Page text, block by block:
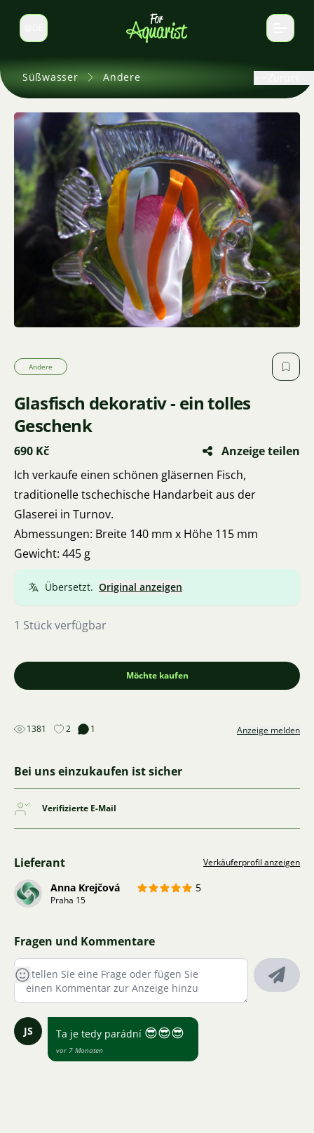
Sprache wechseln
Süßwasser Andere
Andere
Glasfisch dekorativ - ein tolles
Geschenk
690 Kč
Anzeige teilen
Ich verkaufe einen schönen gläsernen Fisch,
traditionelle tschechische Handarbeit aus der
Glaserei in Turnov.
Abmessungen: Breite 140 mm x Höhe 115 mm
Gewicht: 445 g
Übersetzt. Original anzeigen
1 Stück verfügbar
Möchte kaufen
1381 2 1 Anzeige melden
Bei uns einzukaufen ist sicher
Verifizierte E-Mail
Lieferant Verkäuferprofil anzeigen
Anna Krejčová 5
Praha 15
Fragen und Kommentare
JS Ta je tedy parádní 😎😎😎
vor 7 Monaten